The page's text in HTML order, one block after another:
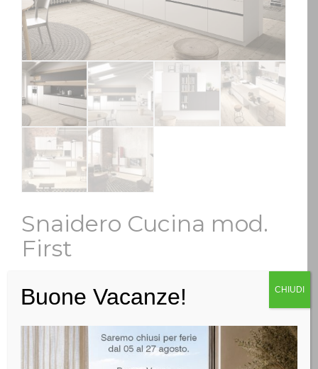
Snaidero Cucina mod.
First
Tag: Snaidero
Buone Vacanze! CHIUDI